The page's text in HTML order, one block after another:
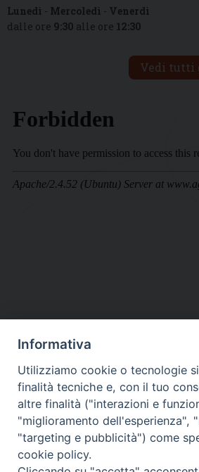
Lunedì - Mercoledì - Venerdì
dalle ore 9:30 alle ore 12:30
Vedi tutti
DIOCESI SUBURBICARIA
Contatti:Tel.: 06.93268401 -
E-mail:
Orari: dal Lunedì al Venerdì
Informativa
Utilizziamo cookie o tecnologie
finalità tecniche e, con il tuo
altre finalità ("interazioni e
"miglioramento dell'esperienza",
"targeting e pubblicità") come
cookie policy.